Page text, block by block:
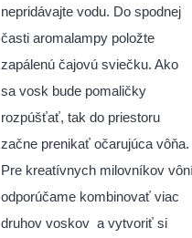
nepridávajte vodu. Do spodnej
časti aromalampy položte
zapálenú čajovú sviečku. Ako
sa vosk bude pomaličky
rozpúšťať, tak do priestoru
začne prenikať očarujúca vôňa.
Pre kreatívnych milovníkov
odporúčame kombinovať viac
druhov voskov a vytvoriť si